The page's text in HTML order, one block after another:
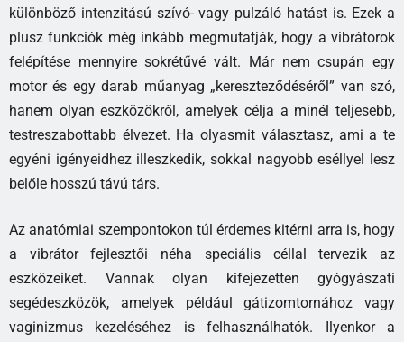
különböző intenzitású szívó- vagy pulzáló hatást is. Ezek a
plusz funkciók még inkább megmutatják, hogy a vibrátorok
felépítése mennyire sokrétűvé vált. Már nem csupán egy
motor és egy darab műanyag „kereszteződéséről” van szó,
hanem olyan eszközökről, amelyek célja a minél teljesebb,
testreszabottabb élvezet. Ha olyasmit választasz, ami a te
egyéni igényeidhez illeszkedik, sokkal nagyobb eséllyel lesz
belőle hosszú távú társ.
Az anatómiai szempontokon túl érdemes kitérni arra is, hogy
a vibrátor fejlesztői néha speciális céllal tervezik az
eszközeiket. Vannak olyan kifejezetten gyógyászati
segédeszközök, amelyek például gátizomtornához vagy
vaginizmus kezeléséhez is felhasználhatók. Ilyenkor a